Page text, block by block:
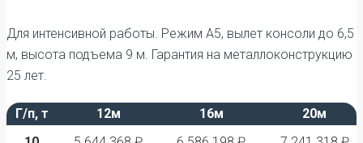
Для интенсивной работы. Режим А5, вылет консоли до 6,5
м, высота подъема 9 м. Гарантия на металлоконструкцию
25 лет.
Г/п, т 12м 16м
20м